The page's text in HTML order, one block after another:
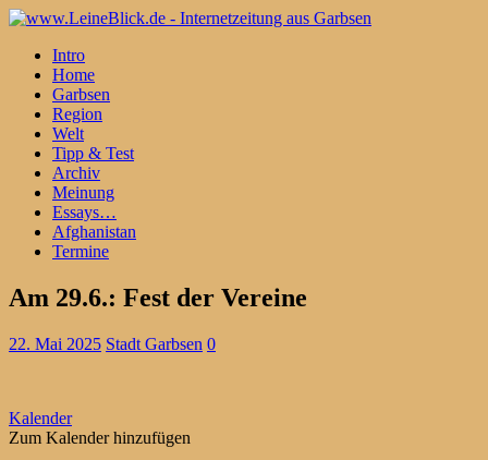
Intro
Home
Garbsen
Region
Welt
Tipp & Test
Archiv
Meinung
Essays…
Afghanistan
Termine
Am 29.6.: Fest der Vereine
22. Mai 2025 Stadt Garbsen 0
Kalender
Zum Kalender hinzufügen